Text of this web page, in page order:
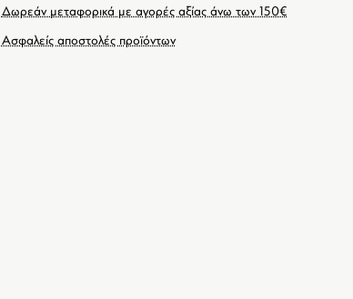
Δωρεάν μεταφορικά με αγορές αξίας άνω των 150€
Ασφαλείς αποστολές προϊόντων